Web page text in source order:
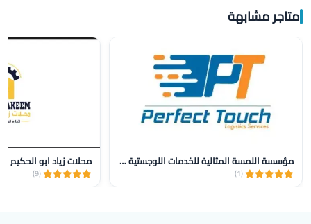
متاجر مشابهة
مؤسسة اللمسة المثالية للخدمات اللوجستية للنقل
(1)
محلات زياد ابو الحكيم
(9)